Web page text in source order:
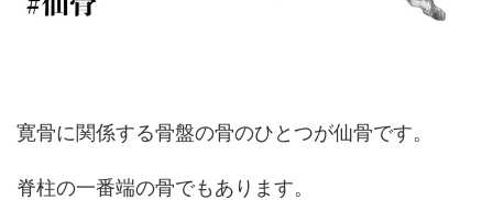
寛骨に関係する骨盤の骨のひとつが仙骨です。
脊柱の一番端の骨でもあります。